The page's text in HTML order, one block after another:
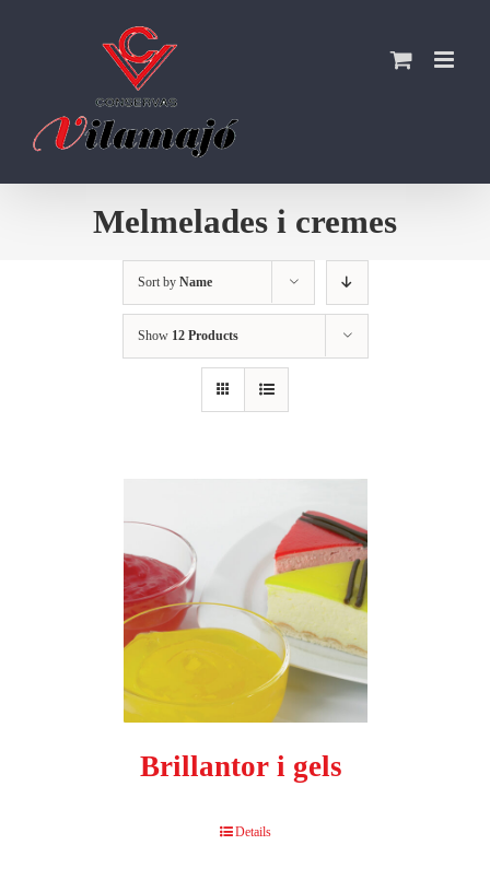
Melmelades i cremes
Sort by Name
Show 12 Products
Brillantor i gels
Details